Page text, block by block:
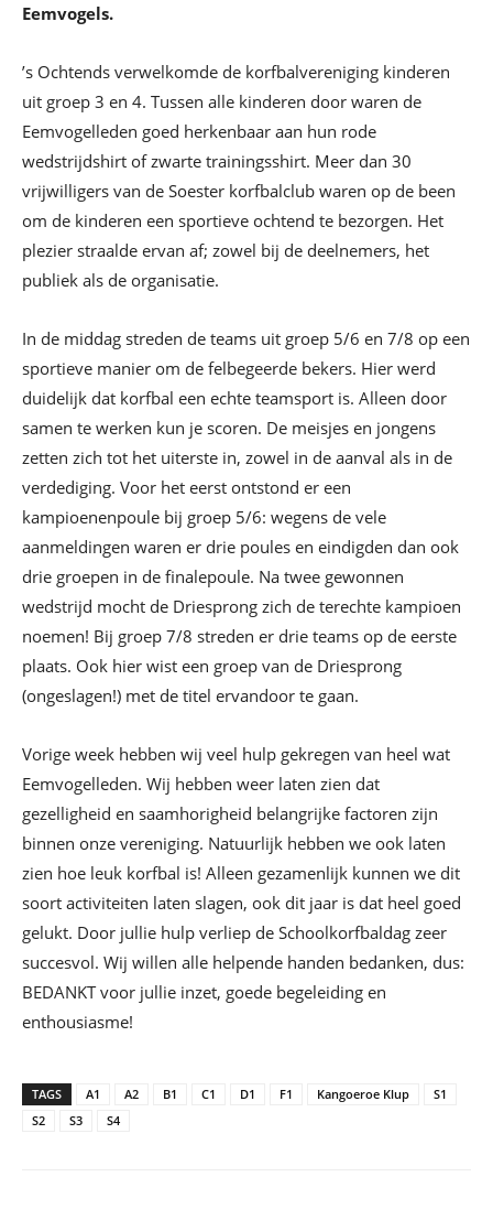
Eemvogels.
’s Ochtends verwelkomde de korfbalvereniging kinderen
uit groep 3 en 4. Tussen alle kinderen door waren de
Eemvogelleden goed herkenbaar aan hun rode
wedstrijdshirt of zwarte trainingsshirt. Meer dan 30
vrijwilligers van de Soester korfbalclub waren op de been
om de kinderen een sportieve ochtend te bezorgen. Het
plezier straalde ervan af; zowel bij de deelnemers, het
publiek als de organisatie.
In de middag streden de teams uit groep 5/6 en 7/8 op een
sportieve manier om de felbegeerde bekers. Hier werd
duidelijk dat korfbal een echte teamsport is. Alleen door
samen te werken kun je scoren. De meisjes en jongens
zetten zich tot het uiterste in, zowel in de aanval als in de
verdediging. Voor het eerst ontstond er een
kampioenenpoule bij groep 5/6: wegens de vele
aanmeldingen waren er drie poules en eindigden dan ook
drie groepen in de finalepoule. Na twee gewonnen
wedstrijd mocht de Driesprong zich de terechte kampioen
noemen! Bij groep 7/8 streden er drie teams op de eerste
plaats. Ook hier wist een groep van de Driesprong
(ongeslagen!) met de titel ervandoor te gaan.
Vorige week hebben wij veel hulp gekregen van heel wat
Eemvogelleden. Wij hebben weer laten zien dat
gezelligheid en saamhorigheid belangrijke factoren zijn
binnen onze vereniging. Natuurlijk hebben we ook laten
zien hoe leuk korfbal is! Alleen gezamenlijk kunnen we dit
soort activiteiten laten slagen, ook dit jaar is dat heel goed
gelukt. Door jullie hulp verliep de Schoolkorfbaldag zeer
succesvol. Wij willen alle helpende handen bedanken, dus:
BEDANKT voor jullie inzet, goede begeleiding en
enthousiasme!
TAGS A1 A2 B1 C1 D1 F1 Kangoeroe Klup
S1
S2
S3 S4